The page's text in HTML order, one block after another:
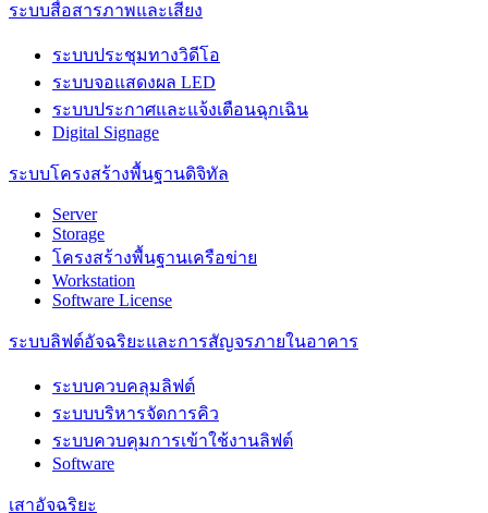
ระบบสื่อสารภาพและเสียง
ระบบประชุมทางวิดีโอ
ระบบจอแสดงผล LED
ระบบประกาศและแจ้งเตือนฉุกเฉิน
Digital Signage
ระบบโครงสร้างพื้นฐานดิจิทัล
Server
Storage
โครงสร้างพื้นฐานเครือข่าย
Workstation
Software License
ระบบลิฟต์อัจฉริยะและการสัญจรภายในอาคาร
ระบบควบคลุมลิฟต์
ระบบบริหารจัดการคิว
ระบบควบคุมการเข้าใช้งานลิฟต์
Software
เสาอัจฉริยะ